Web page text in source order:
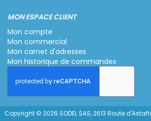
MON ESPACE CLIENT
Mon compte
Mon commercial
Mon carnet d'adresses
Mon historique de commandes
Copyright © 2026 SODEL SAS, 2613 Route